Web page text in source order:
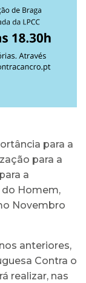
para a
para a
a
Homem,
Novembro
anteriores,
Contra o
realizar, nas